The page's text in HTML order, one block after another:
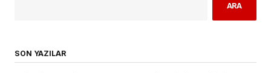
ARA
SON YAZILAR